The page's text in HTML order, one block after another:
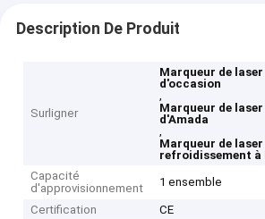
Description De Produit
Surligner
Marqueur de
d'occasion
,
Marqueur de
d'Amada
,
Marqueur de
refroidissement à
Capacité
d'approvisionnement
1 ensemble
Certification
CE